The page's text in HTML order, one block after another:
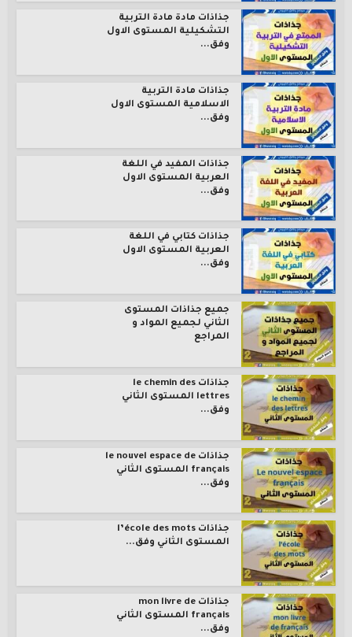
جذاذات مادة مادة التربية
التشكيلية المستوى الاول
وفق...
جذاذات مادة التربية
الاسلامية المستوى الاول
وفق...
جذاذات المفيد في اللغة
العربية المستوى الاول
وفق...
جذاذات كتابي في اللغة
العربية المستوى الاول
وفق...
جميع جذاذات المستوى
الثاني لجميع المواد و
المراجع
جذاذات le chemin des
lettres المستوى الثاني
وفق...
جذاذات le nouvel espace de
français المستوى الثاني
وفق...
جذاذات l’école des mots
المستوى الثاني وفق...
جذاذات mon livre de
français المستوى الثاني
وفق...